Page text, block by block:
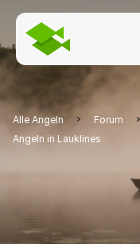
Alle Angeln Forum
Angeln in Lauklines